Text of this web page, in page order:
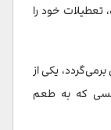
خود را
برمی‌گردد، یکی از
کسی که به طعم